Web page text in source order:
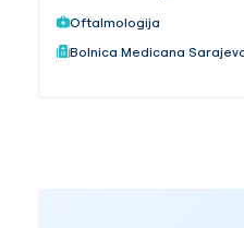
Oftalmologija
Bolnica Medicana